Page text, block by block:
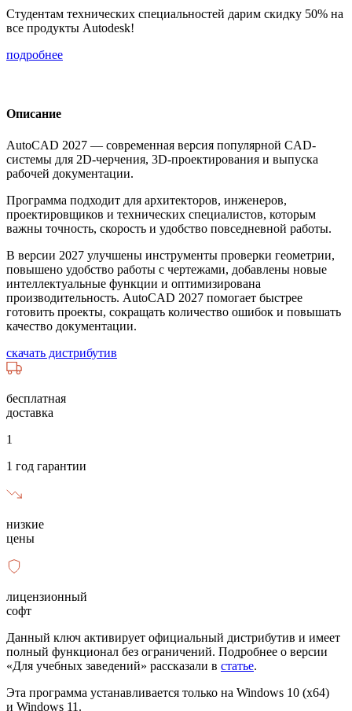
Студентам технических специальностей дарим скидку 50% на
все продукты Autodesk!
подробнее
Описание
AutoCAD 2027 — современная версия популярной CAD-
системы для 2D-черчения, 3D-проектирования и выпуска
рабочей документации.
Программа подходит для архитекторов, инженеров,
проектировщиков и технических специалистов, которым
важны точность, скорость и удобство повседневной работы.
В версии 2027 улучшены инструменты проверки геометрии,
повышено удобство работы с чертежами, добавлены новые
интеллектуальные функции и оптимизирована
производительность. AutoCAD 2027 помогает быстрее
готовить проекты, сокращать количество ошибок и повышать
качество документации.
скачать дистрибутив
бесплатная
доставка
1
1 год гарантии
низкие
цены
лицензионный
софт
Данный ключ активирует официальный дистрибутив и имеет
полный функционал без ограничений. Подробнее о версии
«Для учебных заведений» рассказали в статье.
Эта программа устанавливается только на Windows 10 (x64)
и Windows 11.